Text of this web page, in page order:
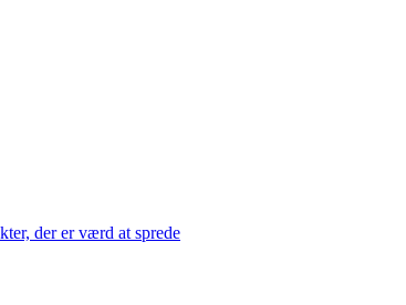
der er værd at sprede